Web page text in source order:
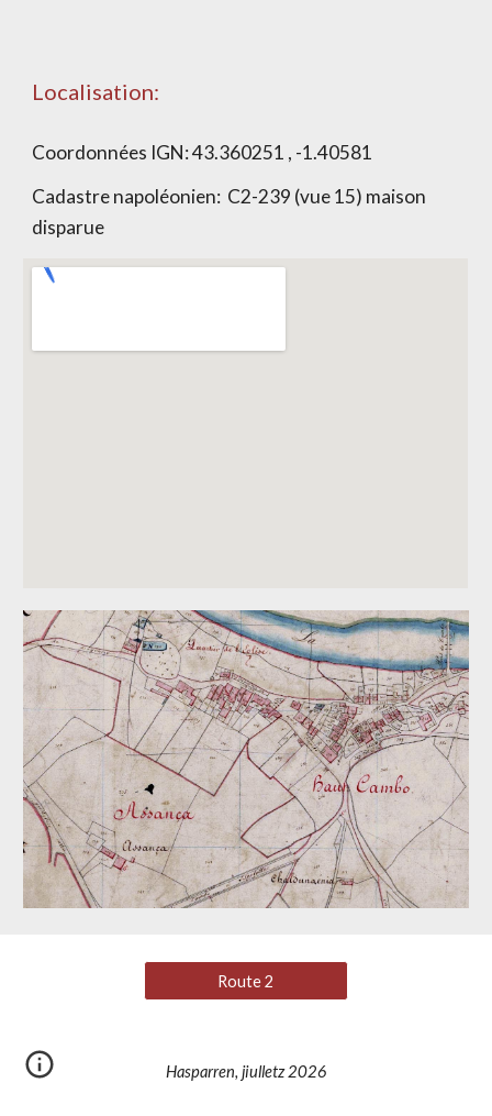
Localisation:
Coordonnées IGN:43.360251 , -1.40581
Cadastre napoléonien: C2-239 (vue 15) maison
disparue
Route 2
Hasparren, jiulletz 2026